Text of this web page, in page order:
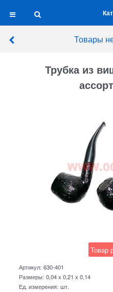
Товары
Трубка из
Товар
Артикул: 630-401
Размеры: 0,04 x 0,21 x 0,14
Ед. измерения: шт.